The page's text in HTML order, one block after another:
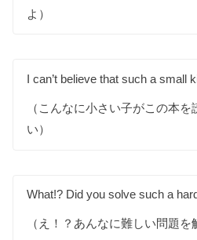
よ）
I can’t believe that such a small
（こんなに小さい子がこの本
い）
What!? Did you solve such a
（え！？あんなに難しい問題を